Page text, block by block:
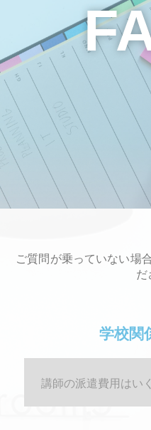
ご質問が乗っていない場
だ
学校関
講師の派遣費用はい